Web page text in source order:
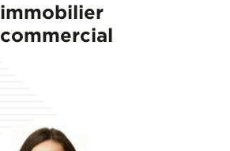
immobilier
commercial